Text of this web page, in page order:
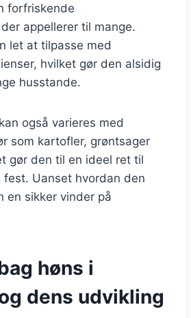
forfriskende
appellerer til mange.
let at tilpasse med
hvilket gør den alsidig
husstande.
også varieres med
som kartofler, grøntsager
gør den til en ideel ret til
Uanset hvordan den
en sikker vinder på
høns i
dens udvikling